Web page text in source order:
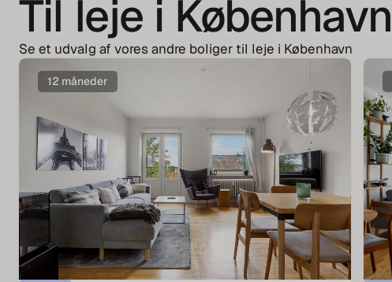
Til leje i København
Se et udvalg af vores andre boliger til leje i København
12 måneder